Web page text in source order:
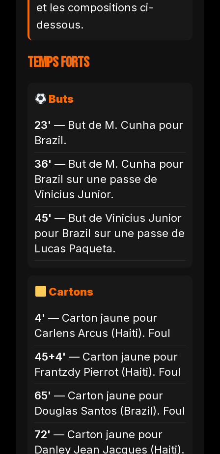
et les compositions ci-
dessous.
Temps forts
Buts
23' — But de M. Cunha pour
Brazil.
36' — But de M. Cunha pour
Brazil sur une passe de
Vinicius Junior.
45' — But de Vinicius Junior
pour Brazil sur une passe de
Lucas Paqueta.
Cartons
4' — Carton jaune pour
Carlens Arcus (Haiti). Foul
45+4' — Carton jaune pour
Frantzdy Pierrot (Haiti). Foul
65' — Carton jaune pour
Douglas Santos (Brazil). Foul
72' — Carton jaune pour
Danley Jean Jacques (Haiti).